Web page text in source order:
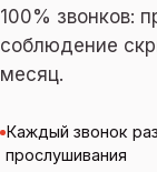
100% звонков:
соблюдение
месяц.
Каждый звонок
прослушивания